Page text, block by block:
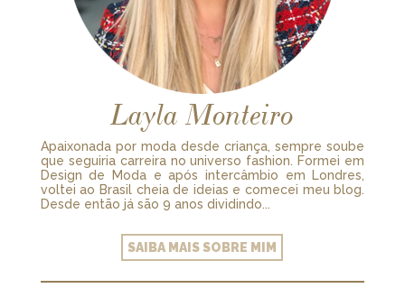
Layla Monteiro
Apaixonada por moda desde criança, sempre soube
que seguiria carreira no universo fashion. Formei em
Design de Moda e após intercâmbio em Londres,
voltei ao Brasil cheia de ideias e comecei meu blog.
Desde então já são 9 anos dividindo...
SAIBA MAIS SOBRE MIM